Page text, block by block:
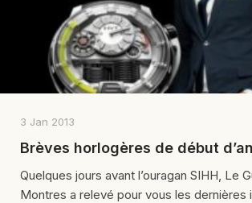
3 Jan 2013
Brèves horlogères de début
Quelques jours avant l’ouragan SIHH, Le
Montres a relevé pour vous les dernières